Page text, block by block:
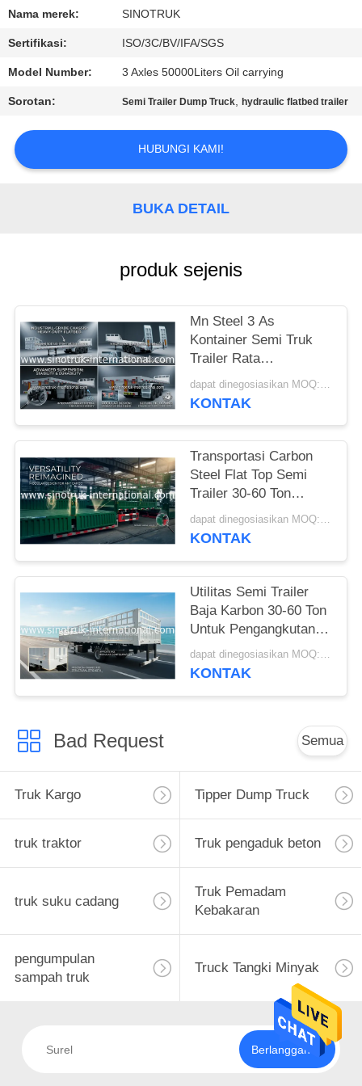
KUALITAS
KAMI
MINTA
KUTIPAN
KEBIJAKAN
Nama merek: SINOTRUK
Sertifikasi: ISO/3C/BV/IFA/SGS
Model Number: 3 Axles 50000Liters Oil carrying
Sorotan: Semi Trailer Dump Truck,hydraulic flatbed trailer
HUBUNGI KAMI!
BUKA DETAIL
produk sejenis
Mn Steel 3 As
Kontainer Semi Truk
Trailer Rata
Mengangkut Barang
Berat
dapat dinegosiasikan MOQ:1 unit
KONTAK
Transportasi Carbon
Steel Flat Top Semi
Trailer 30-60 Ton
Trailer Semi Grain
dapat dinegosiasikan MOQ:1 unit
KONTAK
Utilitas Semi Trailer
Baja Karbon 30-60 Ton
Untuk Pengangkutan
Barang Khusus
dapat dinegosiasikan MOQ:1 unit
KONTAK
Bad Request Semua
Truk Kargo Tipper Dump Truck
truk traktor Truk pengaduk beton
truk suku cadang
Truk Pemadam
Kebakaran
pengumpulan
sampah truk
Truck Tangki Minyak
Berlangganan